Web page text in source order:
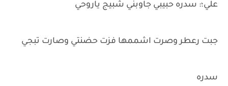
علي؛: سدره حبيبي جاوبني شبيج ياروحي
جبت رعطر وصرت اشممها فزت حضنتي وصارت تبجي
سدره